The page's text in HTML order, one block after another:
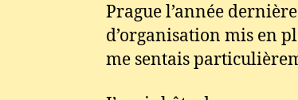
Prague l’année
d’organisation mis en
me sentais